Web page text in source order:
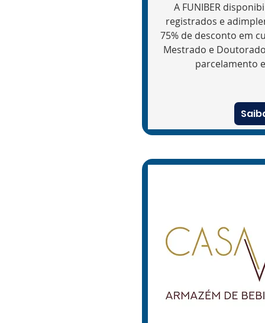
​​A FUNIBER
registrados e
75% de desconto em
Mestrado e
parcelamento